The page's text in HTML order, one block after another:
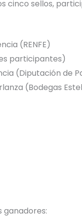
sellos,
(RENFE)
participantes)
(Diputación de
(Bodegas
ganadores: